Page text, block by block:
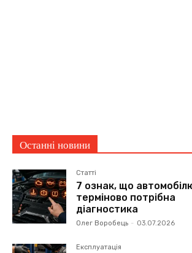
Останні новини
Статті
7 ознак, що
терміново потрібна
діагностика
Олег Воробець - 03.07.2026
Експлуатація